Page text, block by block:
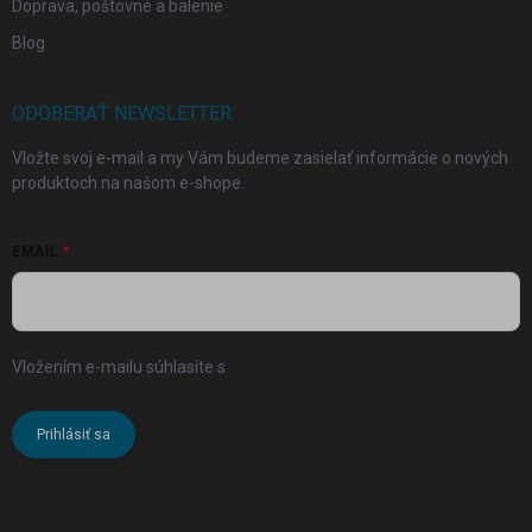
Doprava, poštovné a balenie
Blog
ODOBERAŤ NEWSLETTER
Vložte svoj e-mail a my Vám budeme zasielať informácie o nových
produktoch na našom e-shope.
Vložením e-mailu súhlasíte s
Prihlásiť sa